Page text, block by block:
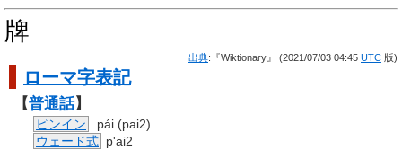
牌
出典:『Wiktionary』 (2021/07/03 04:45 UTC 版)
ローマ字表記
【普通話】
ピンイン
pái (pai2)
ウェード式 p'ai2